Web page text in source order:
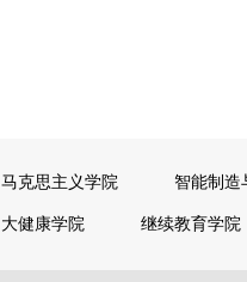
马克思主义学院
智能制造
大健康学院
继续教育学院